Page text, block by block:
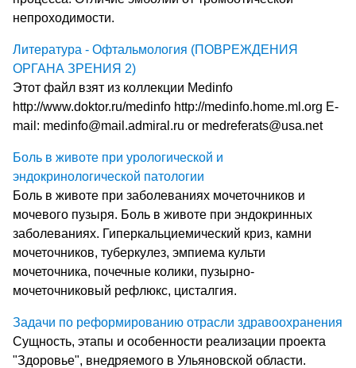
непроходимости.
Литература - Офтальмология (ПОВРЕЖДЕНИЯ
ОРГАНА ЗРЕНИЯ 2)
Этот файл взят из коллекции Medinfo
http://www.doktor.ru/medinfo http://medinfo.home.ml.org E-
mail: medinfo@mail.admiral.ru or medreferats@usa.net
Боль в животе при урологической и
эндокринологической патологии
Боль в животе при заболеваниях мочеточников и
мочевого пузыря. Боль в животе при эндокринных
заболеваниях. Гиперкальциемический криз, камни
мочеточников, туберкулез, эмпиема культи
мочеточника, почечные колики, пузырно-
мочеточниковый рефлюкс, цисталгия.
Задачи по реформированию отрасли здравоохранения
Сущность, этапы и особенности реализации проекта
"Здоровье", внедряемого в Ульяновской области.